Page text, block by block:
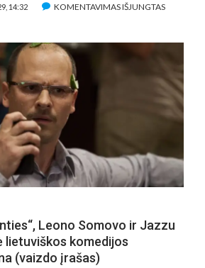
14:32 KOMENTAVIMAS IŠJUNGTASĮRAŠE
–
NE
TOKIA
Leono Somovo ir Jazzu
lietuviškos komedijos
(vaizdo įrašas)